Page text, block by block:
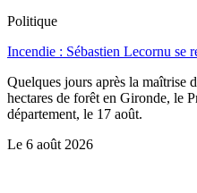
Politique
Incendie : Sébastien Lecornu se
Quelques jours après la maîtrise
hectares de forêt en Gironde, le
département, le 17 août.
Le 6 août 2026